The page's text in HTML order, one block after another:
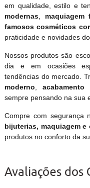
em qualidade, estilo e
modernas, maquiagem
famosos cosméticos
praticidade e novidades
Nossos produtos são
dia e em ocasiões
tendências do mercado.
moderno,
sempre pensando na sua
Compre com segurança
bijuterias, maquiagem
produtos no conforto da
Avaliações dos